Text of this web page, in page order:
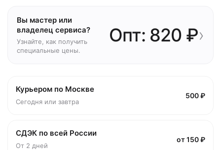
Вы мастер или
владелец сервиса?
Узнайте, как получить
специальные цены.
Опт: 820 ₽›
Курьером по Москве
Сегодня или завтра
500 ₽
СДЭК по всей России
От 2 дней
от 150 ₽